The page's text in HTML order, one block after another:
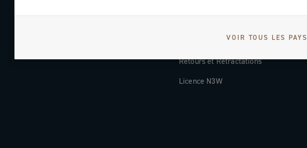
VOIR TOUS LES PAYS
Pays et délais de livraison
Retours et Rétractations
Licence N3W